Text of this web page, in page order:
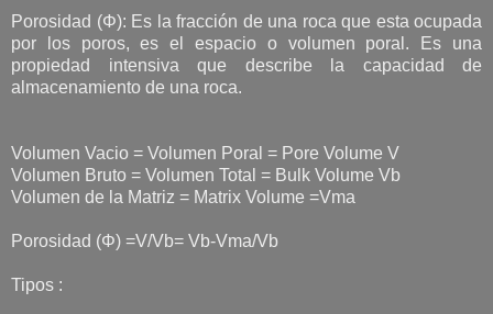
Porosidad (Φ): Es la fracción de una roca que esta ocupada
por los poros, es el espacio o volumen poral. Es una
propiedad intensiva que describe la capacidad de
almacenamiento de una roca.
Volumen Vacio = Volumen Poral = Pore Volume V
Volumen Bruto = Volumen Total = Bulk Volume Vb
Volumen de la Matriz = Matrix Volume =Vma
Porosidad (Φ) =V/Vb= Vb-Vma/Vb
Tipos :